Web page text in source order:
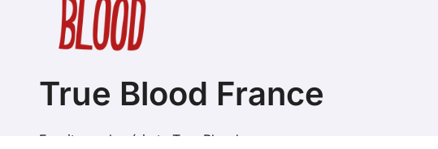
True Blood France
Fansite sur la série tv True Blood